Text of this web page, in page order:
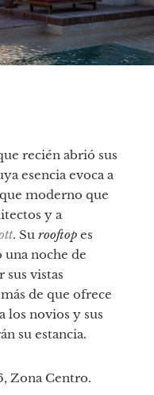
recién abrió sus
esencia evoca a
moderno que
y a
. Surooftop es
noche de
sus vistas
de que ofrece
los novios y sus
su estancia.
Zona Centro.